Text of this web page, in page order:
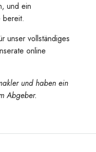
und ein
bereit.
unser vollständiges
online
und haben ein
Abgeber.